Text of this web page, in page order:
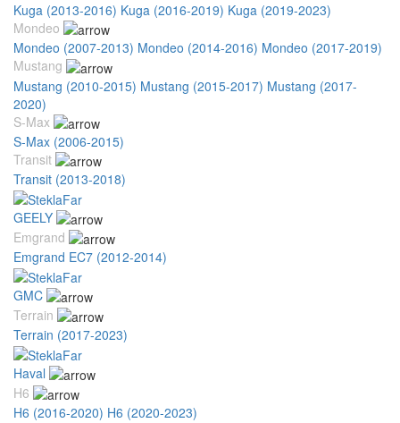
Kuga (2013-2016) Kuga (2016-2019) Kuga (2019-2023)
Mondeo
Mondeo (2007-2013) Mondeo (2014-2016) Mondeo (2017-2019)
Mustang
Mustang (2010-2015) Mustang (2015-2017) Mustang (2017-
2020)
S-Max
S-Max (2006-2015)
Transit
Transit (2013-2018)
GEELY
Emgrand
Emgrand EC7 (2012-2014)
GMC
Terrain
Terrain (2017-2023)
Haval
H6
H6 (2016-2020) H6 (2020-2023)